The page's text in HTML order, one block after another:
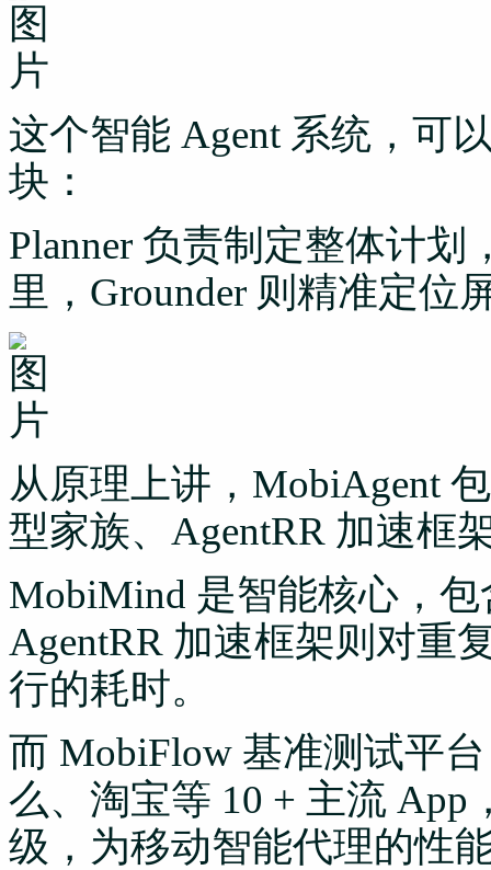
这个智能 Agent 系统，可
块：
Planner 负责制定整体计划
里，Grounder 则精准定位
从原理上讲，MobiAgent
型家族、AgentRR 加速框
MobiMind 是智能核心，
AgentRR 加速框架则对重
行的耗时。
而 MobiFlow 基准测试平
么、淘宝等 10 + 主流
级，为移动智能代理的性